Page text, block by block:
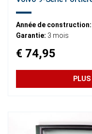
Année de construction:
Garantie: 3 mois
€ 74,95